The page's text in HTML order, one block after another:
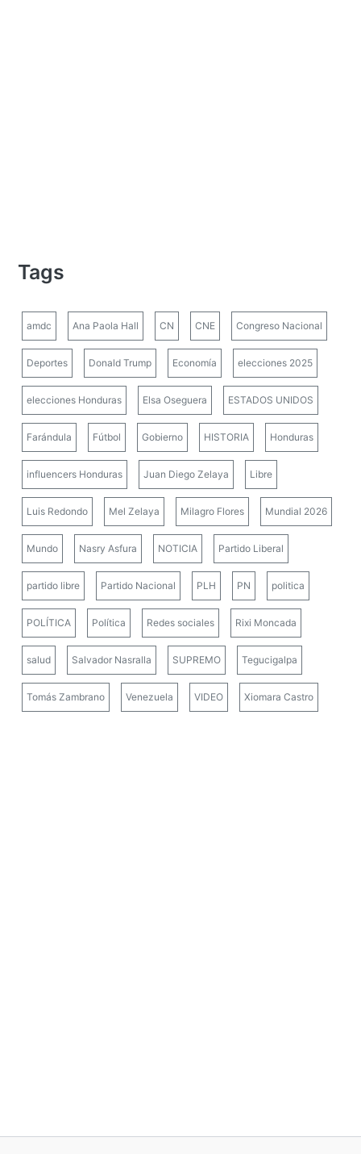
Tags
amdc Ana Paola Hall CN CNE Congreso Nacional
Deportes Donald Trump Economía elecciones 2025
elecciones Honduras Elsa Oseguera ESTADOS UNIDOS
Farándula Fútbol Gobierno HISTORIA Honduras
influencers Honduras Juan Diego Zelaya Libre
Luis Redondo Mel Zelaya Milagro Flores Mundial 2026
Mundo Nasry Asfura NOTICIA Partido Liberal
partido libre Partido Nacional PLH PN politica
POLÍTICA Política Redes sociales Rixi Moncada
salud Salvador Nasralla SUPREMO Tegucigalpa
Tomás Zambrano Venezuela VIDEO Xiomara Castro